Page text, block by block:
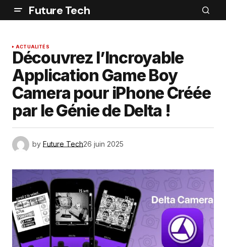
Future Tech
ACTUALITÉS
Découvrez l’Incroyable
Application Game Boy
Camera pour iPhone Créée
par le Génie de Delta !
by Future Tech26 juin 2025